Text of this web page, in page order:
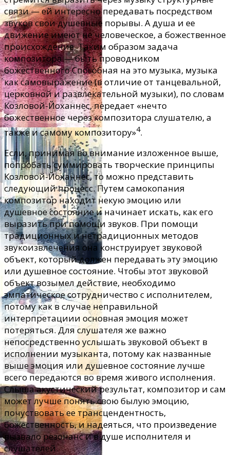
связи — ей интересно передавать посредством
звуков свои душевные порывы. А душа и ее
движение имеют не человеческое, а божественное
происхождение. Таким образом задача
композитора — быть проводником
божественного.Способная на это музыка, музыка
как самовыражение (в отличие от танцевальной,
церковной и развлекательной музыки), по словам
Козловой-Йоханнес, передает «нечто
божественное через композитора слушателю, а
также и самому композитору»4.
Если, принимая во внимание изложенное выше,
попробать суммировать творческие принципы
Козловой-Йоханнес, то можно представить
следующий процесс. Путем самокопания
композитор находит некую эмоцию или
душевное состояние и начинает искать, как его
выразить при помощи звуков. При помощи
традиционных и нетрадиционных методов
звукоизвлечения она конструирует звуковой
объект, который должен передавать эту эмоцию
или душевное состояние. Чтобы этот звуковой
объект возымел действие, необходимо
эмпатическое сотрудничество с исполнителем,
потому как в случае неправильной
интерпретациии основная эмоция может
потеряться. Для слушателя же важно
непосредственно услышать звуковой объект в
исполнении музыканта, потому как названные
выше эмоция или душевное состояние лучше
всего передаются во время живого исполнения.
Слыша акустический результат, композитор и сам
может лучше понять свою былую эмоцию,
почуствовать ее трансцендентность,
божественность, и надеяться, что произведение
вызвало резонанс и в душе исполнителя и
слушателей.